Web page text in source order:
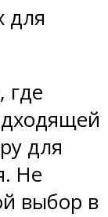
для
где
для
Не
выбор в